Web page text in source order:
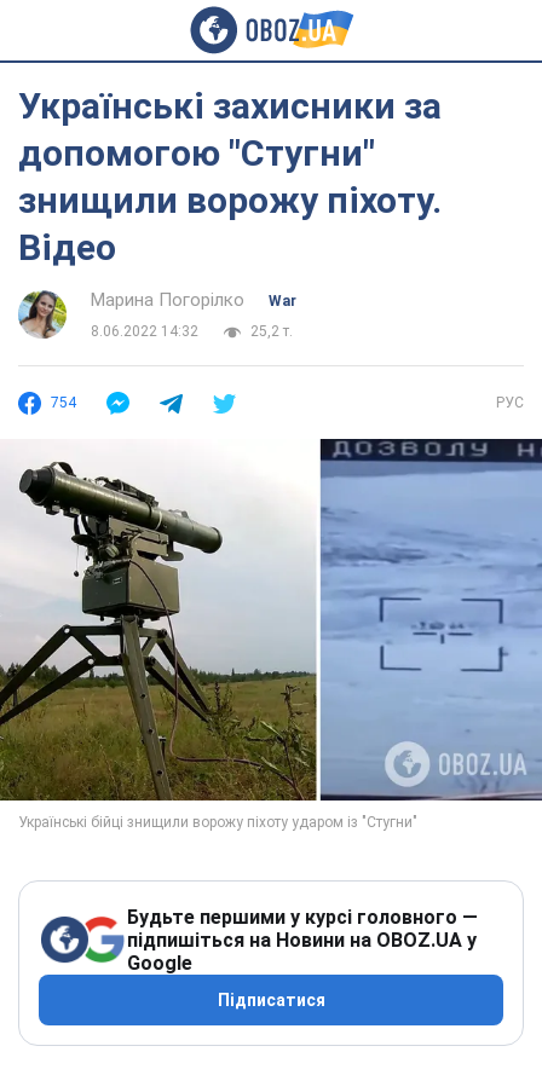
Українські захисники за
допомогою "Стугни"
знищили ворожу піхоту.
Відео
Марина Погорілко
War
8.06.2022 14:32
25,2 т.
754 РУС
Будьте першими у курсі головного —
підпишіться на Новини на OBOZ.UA у
Google
Підписатися